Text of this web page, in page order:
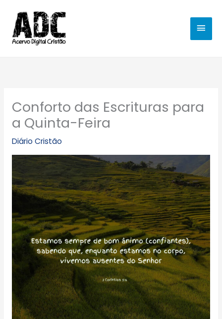
para
conteúdo
Conforto das Escrituras para
a Quinta-Feira
Diário Cristão